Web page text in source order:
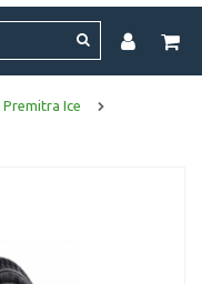
Premitra Ice